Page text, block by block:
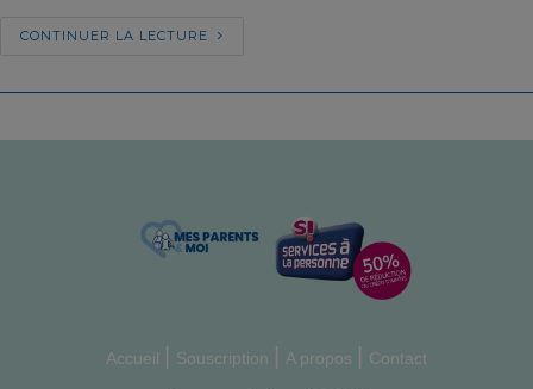
CONTINUER LA LECTURE
Accueil Souscription A propos Contact